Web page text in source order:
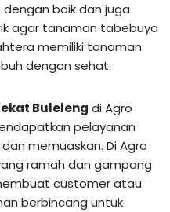
baik dan juga
agar tanaman tabebuya
memiliki tanaman
dengan sehat.
Buleleng di Agro
pelayanan
memuaskan. Di Agro
ramah dan gampang
customer atau
berbincang untuk